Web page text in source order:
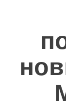
Полезное